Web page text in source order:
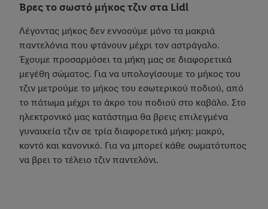
Βρες το σωστό μήκος τζιν στα Lidl
Λέγοντας μήκος δεν εννοούμε μόνο τα μακριά
παντελόνια που φτάνουν μέχρι τον αστράγαλο.
Έχουμε προσαρμόσει τα μήκη μας σε διαφορετικά
μεγέθη σώματος. Για να υπολογίσουμε το μήκος του
τζιν μετρούμε το μήκος του εσωτερικού ποδιού, από
το πάτωμα μέχρι το άκρο του ποδιού στο καβάλο. Στο
ηλεκτρονικό μας κατάστημα θα βρεις επιλεγμένα
γυναικεία τζιν σε τρία διαφορετικά μήκη: μακρύ,
κοντό και κανονικό. Για να μπορεί κάθε σωματότυπος
να βρει το τέλειο τζιν παντελόνι.